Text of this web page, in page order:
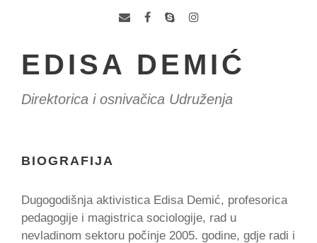
EDISA DEMIĆ
Direktorica i osnivačica Udruženja
BIOGRAFIJA
Dugogodišnja aktivistica Edisa Demić, profesorica
pedagogije i magistrica sociologije, rad u
nevladinom sektoru počinje 2005. godine, gdje radi i